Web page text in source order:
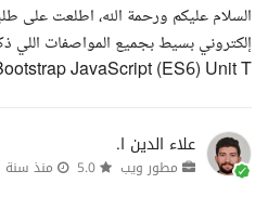
السلام عليكم ورحمة الله، اطلعت على
JavaScript (ES6) Unit T...
علاء الدين ا.
مطور ويب منذ سنة